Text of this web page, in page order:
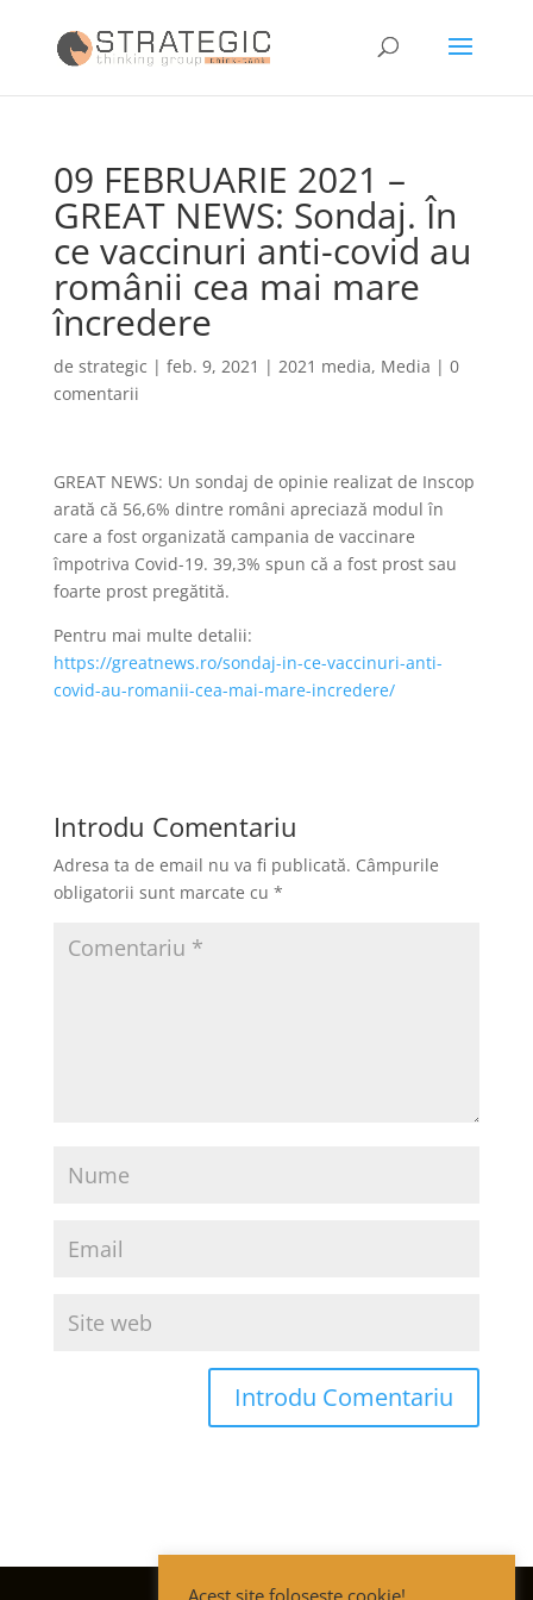
09 FEBRUARIE 2021 –
GREAT NEWS: Sondaj. În
ce vaccinuri anti-covid au
românii cea mai mare
încredere
de strategic | feb. 9, 2021 | 2021 media, Media | 0
comentarii
GREAT NEWS: Un sondaj de opinie realizat de Inscop
arată că 56,6% dintre români apreciază modul în
care a fost organizată campania de vaccinare
împotriva Covid-19. 39,3% spun că a fost prost sau
foarte prost pregătită.
Pentru mai multe detalii:
https://greatnews.ro/sondaj-in-ce-vaccinuri-anti-
covid-au-romanii-cea-mai-mare-incredere/
Introdu Comentariu
Adresa ta de email nu va fi publicată. Câmpurile
obligatorii sunt marcate cu *
Acest site folosește cookie!